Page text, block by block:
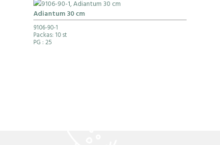
Adiantum 30 cm
9106-90-1
Packas: 10 st
PG : 25